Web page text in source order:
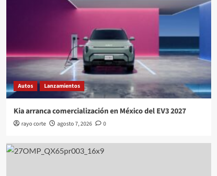
Autos Lanzamientos
Kia arranca comercialización en México del EV3 2027
rayo corte agosto 7, 2026 0